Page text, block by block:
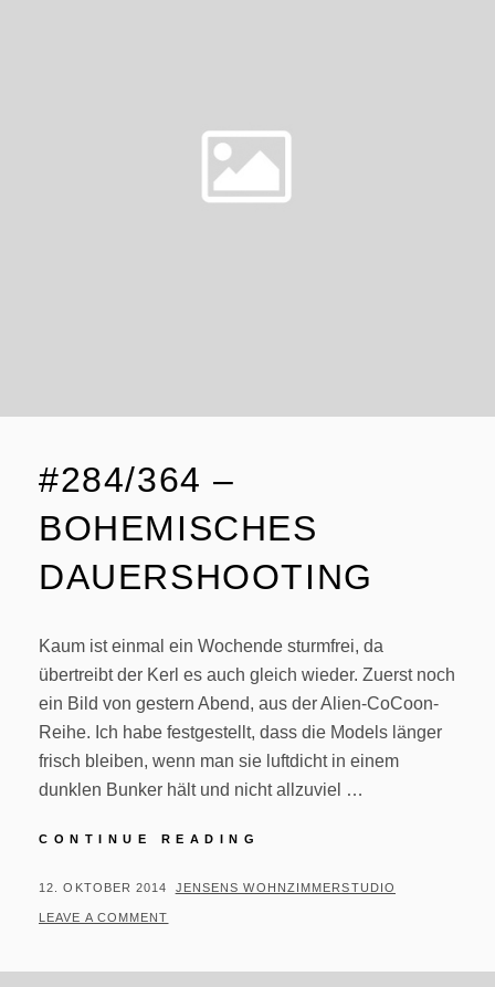
#284/364 –
BOHEMISCHES
DAUERSHOOTING
Kaum ist einmal ein Wochende sturmfrei, da
übertreibt der Kerl es auch gleich wieder. Zuerst noch
ein Bild von gestern Abend, aus der Alien-CoCoon-
Reihe. Ich habe festgestellt, dass die Models länger
frisch bleiben, wenn man sie luftdicht in einem
dunklen Bunker hält und nicht allzuviel …
CONTINUE READING
BOHEMISCHES
POSTED
ON
12. OKTOBER 2014 BY
JENSENS WOHNZIMMERSTUDIO
LEAVE A COMMENT